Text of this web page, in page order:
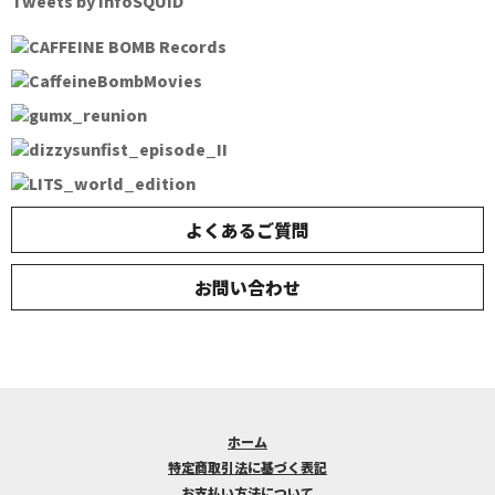
よくあるご質問
お問い合わせ
ホーム
特定商取引法に基づく表記